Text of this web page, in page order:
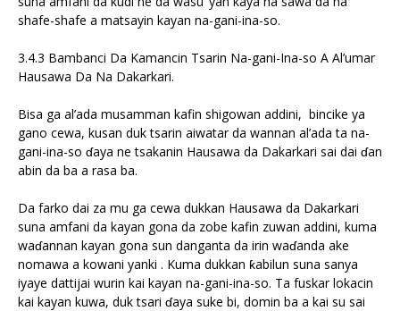
shafe-shafe a matsayin kayan na-gani-ina-so.
3.4.3 Bambanci Da Kamancin Tsarin Na-gani-Ina-so A Al’umar
Hausawa Da Na Dakarkari.
Bisa ga al’ada musamman kafin shigowan addini, bincike ya
gano cewa, kusan duk tsarin aiwatar da wannan al’ada ta na-
gani-ina-so ɗaya ne tsakanin Hausawa da Dakarkari sai dai ɗan
abin da ba a rasa ba.
Da farko dai za mu ga cewa dukkan Hausawa da Dakarkari
suna amfani da kayan gona da zobe kafin zuwan addini, kuma
waɗannan kayan gona sun danganta da irin waɗanda ake
nomawa a kowani yanki . Kuma dukkan ƙabilun suna sanya
iyaye dattijai wurin kai kayan na-gani-ina-so. Ta fuskar lokacin
kai kayan kuwa, duk tsari ɗaya suke bi, domin ba a kai su sai